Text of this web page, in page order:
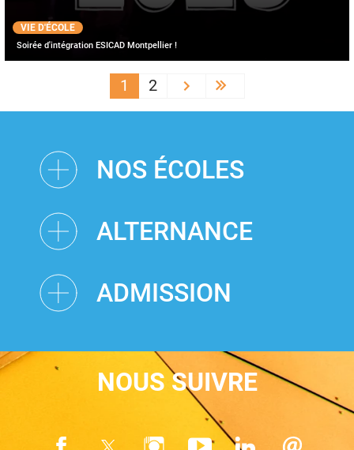
VIE D'ÉCOLE
Soirée d'intégration ESICAD Montpellier !
1 2 Next ›
NOS ÉCOLES
ALTERNANCE
ADMISSION
NOUS SUIVRE